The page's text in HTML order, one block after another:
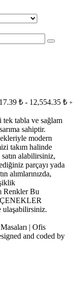
₺ - 12,554.35 ₺ +
tek tabla ve sağlam
sahiptir.
modern
takım halinde
alabilirsiniz,
parçayı yada
alımlarınızda,
Renkler Bu
ulaşabilirsiniz.
| Ofis
and coded by